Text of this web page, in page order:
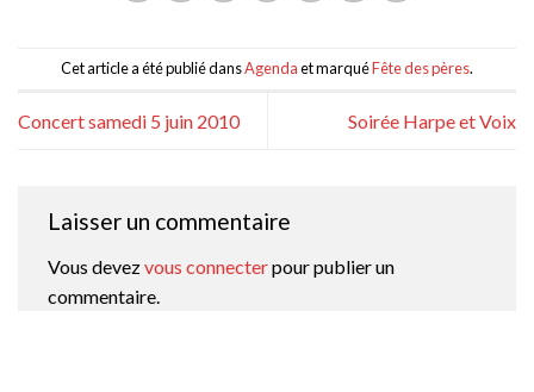
Cet article a été publié dansAgendaet marquéFête des pères.
Concert samedi 5 juin 2010 Soirée Harpe et Voix
Laisser un commentaire
Vous devezvous connecterpour publier un
commentaire.